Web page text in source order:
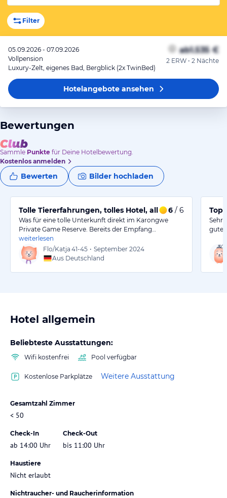
Filter
05.09.2026 - 07.09.2026
Vollpension
Luxury-Zelt, eigenes Bad, Bergblick (2x TwinBed)
ab1.535 €
2 ERW • 2 Nächte
Hotelangeboteansehen
Bewertungen
Sammle Punkte für Deine Hotelbewertung.
Kostenlos anmelden
Bewerten Bilder hochladen
Tolle Tiererfahrungen, tolles Hotel, alles spitze!
6 / 6
Was für eine tolle Unterkunft direkt im Karongwe
Private Game Reserve. Bereits der Empfang…
weiterlesen
Flo/Katja 41-45 • September 2024
Aus Deutschland
Top
Sehr
gute
Hotel allgemein
Beliebteste Ausstattungen:
Wifi kostenfrei Pool verfügbar
Kostenlose Parkplätze Weitere Ausstattung
Gesamtzahl Zimmer
< 50
Check-In
ab 14:00 Uhr
Check-Out
bis 11:00 Uhr
Haustiere
Nicht erlaubt
Nichtraucher- und Raucherinformation